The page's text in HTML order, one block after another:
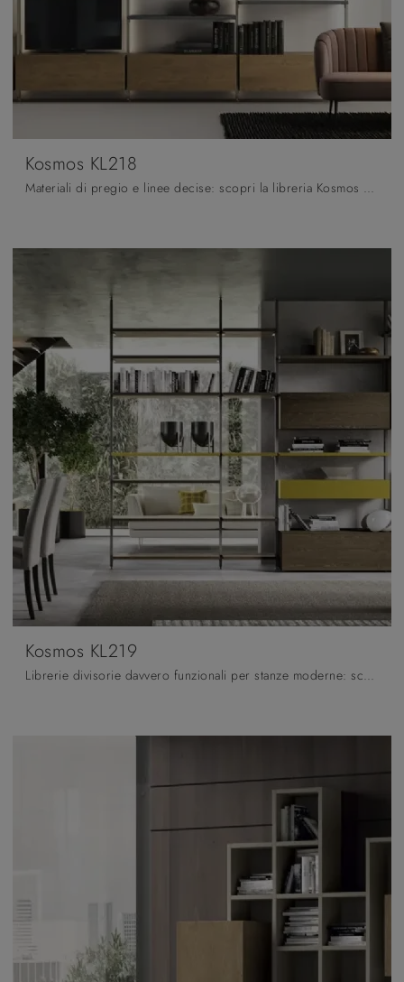
Kosmos KL218
Materiali di pregio e linee decise: scopri la libreria Kosmos KL218 di Moretti Compact Giorno Notte tra le più originali Librerie moderne componibili.
Kosmos KL219
Librerie divisorie davvero funzionali per stanze moderne: scopri di più sul modello Kosmos KL219 dell'azienda Moretti Compact Giorno Notte!